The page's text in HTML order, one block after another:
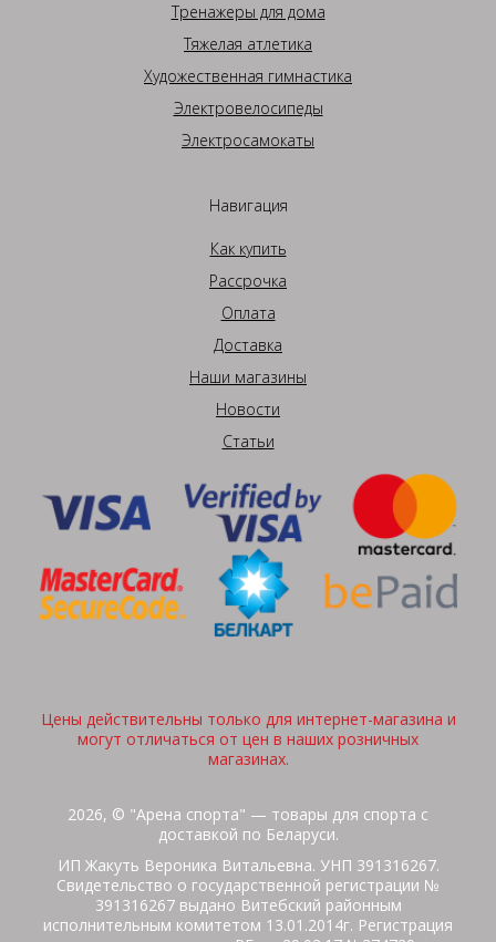
Тренажеры для дома
Тяжелая атлетика
Художественная гимнастика
Электровелосипеды
Электросамокаты
Навигация
Как купить
Рассрочка
Оплата
Доставка
Наши магазины
Новости
Статьи
Цены действительны только для интернет-магазина и
могут отличаться от цен в наших розничных
магазинах.
2026, © "Арена спорта" — товары для спорта с
доставкой по Беларуси.
ИП Жакуть Вероника Витальевна. УНП 391316267.
Свидетельство о государственной регистрации №
391316267 выдано Витебский районным
исполнительным комитетом 13.01.2014г. Регистрация